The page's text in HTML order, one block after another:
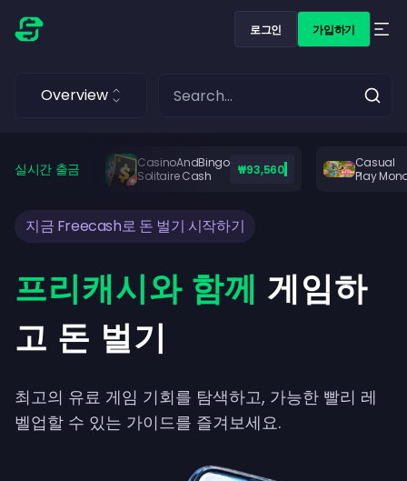
로그인 가입하기
Overview
실시간 출금
CasinoAndBingo
Solitaire Cash
₩93,560
Casual
Play
지금 Freecash로 돈 벌기 시작하기
프리캐시와 함께 게임하
고 돈 벌기
최고의 유료 게임 기회를 탐색하고, 가능한 빨리 레
벨업할 수 있는 가이드를 즐겨보세요.